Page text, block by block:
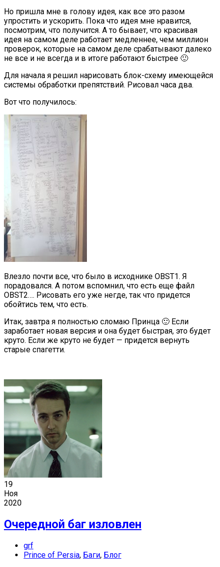
Но пришла мне в голову идея, как все это разом
упростить и ускорить. Пока что идея мне нравится,
посмотрим, что получится. А то бывает, что красивая
идея на самом деле работает медленнее, чем миллион
проверок, которые на самом деле срабатывают далеко
не все и не всегда и в итоге работают быстрее 🙂
Для начала я решил нарисовать блок-схему имеющейся
системы обработки препятствий. Рисовал часа два.
Вот что получилось:
Влезло почти все, что было в исходнике OBST1. Я
порадовался. А потом вспомнил, что есть еще файл
OBST2…. Рисовать его уже негде, так что придется
обойтись тем, что есть.
Итак, завтра я полностью сломаю Принца 🙂 Если
заработает новая версия и она будет быстрая, это будет
круто. Если же круто не будет — придется вернуть
старые спагетти.
19
Ноя
2020
Очередной баг изловлен
grf
Prince of Persia, Баги, Блог